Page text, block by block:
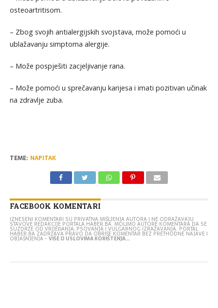
osteoartritisom.
– Zbog svojih antialergijskih svojstava, može pomoći u
ublažavanju simptoma alergije.
– Može pospješiti zacjeljivanje rana.
– Može pomoći u sprečavanju karijesa i imati pozitivan učinak
na zdravlje zuba.
TEME: NAPITAK
FACEBOOK KOMENTARI
IZNESENI KOMENTARI SU PRIVATNA MIŠLJENJA AUTORA I NE ODRAŽAVAJU
STAVOVE REDAKCIJE PORTALA HABER.BA. MOLIMO AUTORE KOMENTARA DA SE
SUZDRŽE OD VRIJEĐANJA, PSOVANJA I VULGARNOG IZRAŽAVANJA. PORTAL
HABER.BA ZADRŽAVA PRAVO DA OBRIŠE KOMENTAR BEZ PRETHODNE NAJAVE I
OBJAŠNJENJA -VIŠE O USLOVIMA KORIŠTENJA...